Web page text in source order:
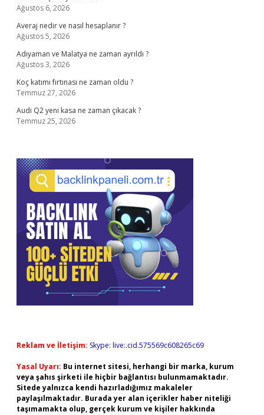
Ağustos 6, 2026
Averaj nedir ve nasıl hesaplanır ?
Ağustos 5, 2026
Adıyaman ve Malatya ne zaman ayrıldı ?
Ağustos 3, 2026
Koç katımı fırtınası ne zaman oldu ?
Temmuz 27, 2026
Audi Q2 yeni kasa ne zaman çıkacak ?
Temmuz 25, 2026
Reklam ve İletişim: Skype: live:.cid.575569c608265c69
Yasal Uyarı: Bu internet sitesi, herhangi bir marka, kurum
veya şahıs şirketi ile hiçbir bağlantısı bulunmamaktadır.
Sitede yalnızca kendi hazırladığımız makaleler
paylaşılmaktadır. Burada yer alan içerikler haber niteliği
taşımamakta olup, gerçek kurum ve kişiler hakkında